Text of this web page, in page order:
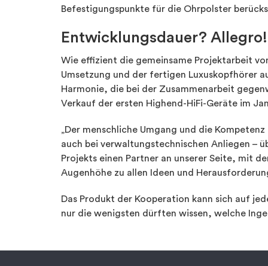
Befestigungspunkte für die Ohrpolster
Entwicklungsdauer? Allegro!
Wie effizient die gemeinsame Projektarbeit
Umsetzung und der fertigen Luxuskopfhörer
Harmonie, die bei der Zusammenarbeit
Verkauf der ersten Highend-HiFi-Geräte im
„Der menschliche Umgang und die
auch bei verwaltungstechnischen Anliegen –
Projekts einen Partner an unserer Seite, mit
Augenhöhe zu allen Ideen und
Das Produkt der Kooperation kann sich auf
nur die wenigsten dürften wissen, welche